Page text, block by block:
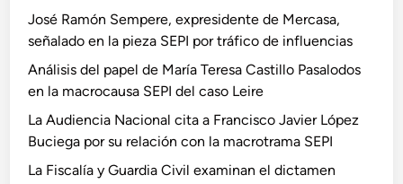
José Ramón Sempere, expresidente de Mercasa,
señalado en la pieza SEPI por tráfico de influencias
Análisis del papel de María Teresa Castillo Pasalodos
en la macrocausa SEPI del caso Leire
La Audiencia Nacional cita a Francisco Javier López
Buciega por su relación con la macrotrama SEPI
La Fiscalía y Guardia Civil examinan el dictamen